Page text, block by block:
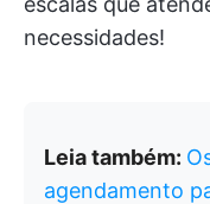
necessidades!
Leia também:
agendamento